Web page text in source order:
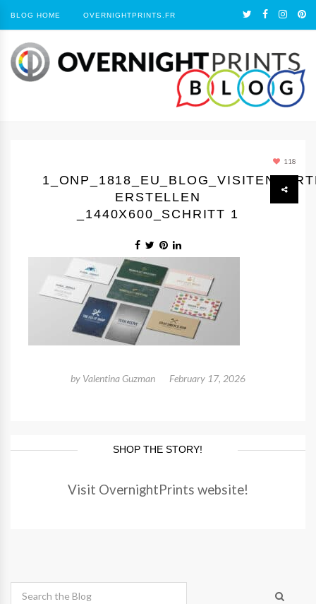
BLOG HOME OVERNIGHTPRINTS.FR
118
ERSTELLEN
_1440Х600_SCHRITT 1
by Valentina Guzman February 17, 2026
SHOP THE STORY!
Visit OvernightPrints website!